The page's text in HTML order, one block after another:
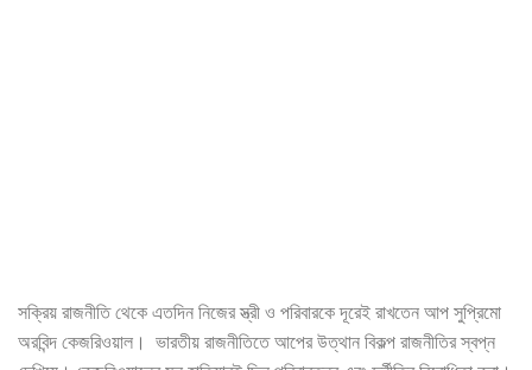
সক্রিয় রাজনীতি থেকে এতদিন নিজের স্ত্রী ও পরিবারকে দূরেই রাখতেন আপ সুপ্রিমো
অরবিন্দ কেজরিওয়াল। ভারতীয় রাজনীতিতে আপের উত্থান বিকল্প রাজনীতির স্বপ্ন